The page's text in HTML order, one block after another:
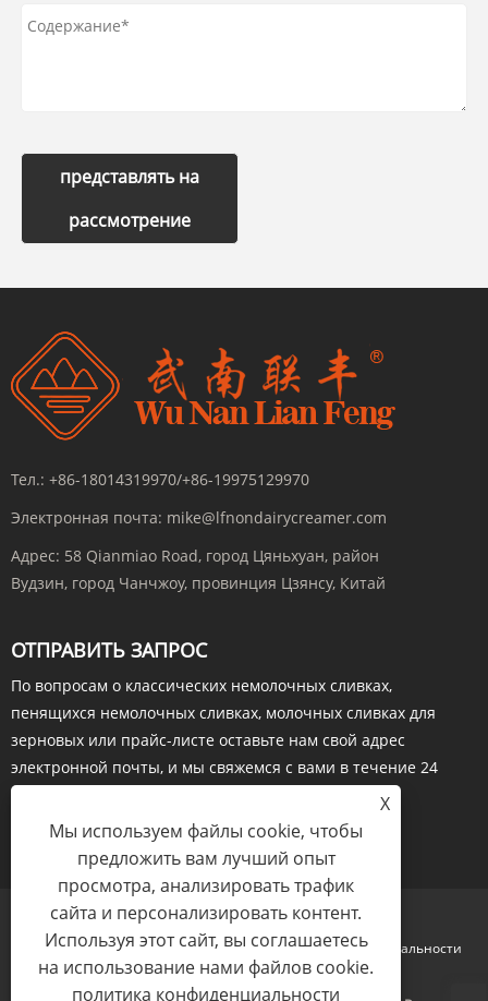
представлять на
рассмотрение
Тел.: +86-18014319970/+86-19975129970
Электронная почта: mike@lfnondairycreamer.com
Адрес: 58 Qianmiao Road, город Цяньхуан, район
Вудзин, город Чанчжоу, провинция Цзянсу, Китай
ОТПРАВИТЬ ЗАПРОС
По вопросам о классических немолочных сливках,
пенящихся немолочных сливках, молочных сливках для
зерновых или прайс-листе оставьте нам свой адрес
электронной почты, и мы свяжемся с вами в течение 24
часов.
ОТПРАВИТЬ
Links Sitemap RSS XML политика конфиденциальности
X
Мы используем файлы cookie, чтобы
предложить вам лучший опыт
просмотра, анализировать трафик
сайта и персонализировать контент.
Используя этот сайт, вы соглашаетесь
на использование нами файлов cookie.
политика конфиденциальности